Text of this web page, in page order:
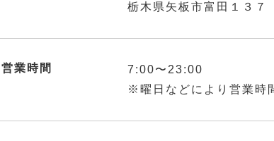
栃木県矢板市富田１３７
営業時間
7:00〜23:00
※曜日などにより営業時